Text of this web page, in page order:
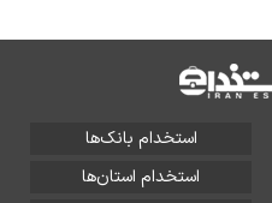
استخدام بانک‌ها
استخدام استان‌ها